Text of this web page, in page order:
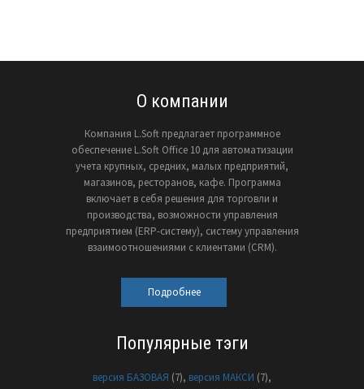
О компании
Компания L.Soft предлагает программное
обеспечение L.Soft Office 10 для автоматизации
учета крупных, средних, малых предприятий,
магазинов, ресторанов, кафе. Программа
включает в себя решения для торговли и
производства, возможности управления
предприятием (ERP-систему), cистему управления
взаимоотношениями с клиентами (CRM).
Подробнее
Популярные тэги
версия БАЗОВАЯ (7) версия МАКСИ (7)